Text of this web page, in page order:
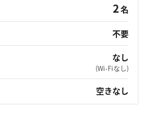
2名
不要
なし
(Wi-Fiなし)
空きなし